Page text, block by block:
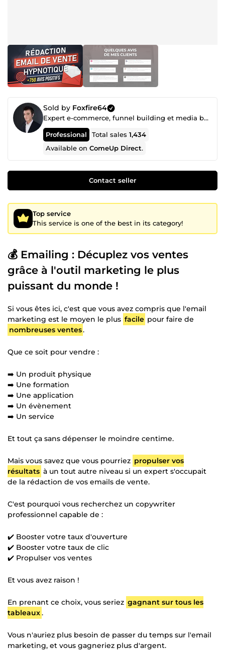
Sold by Foxfire64
Expert e-commerce, funnel building et media buying (Facebook ads etc...)
Professional Total sales1,434
Available onComeUp Direct.
Contact seller
Top service
This service is one of the best in its category!
💰 Emailing : Décuplez vos ventes
grâce à l'outil marketing le plus
puissant du monde !
Si vous êtes ici, c'est que vous avez compris que l'email
marketing est le moyen le plus facile pour faire de
nombreuses ventes.
Que ce soit pour vendre :
➡️ Un produit physique
➡️ Une formation
➡️ Une application
➡️ Un évènement
➡️ Un service
Et tout ça sans dépenser le moindre centime.
Mais vous savez que vous pourriez propulser vos
résultats à un tout autre niveau si un expert s'occupait
de la rédaction de vos emails de vente.
C'est pourquoi vous recherchez un copywriter
professionnel capable de :
✔️ Booster votre taux d'ouverture
✔️ Booster votre taux de clic
✔️ Propulser vos ventes
Et vous avez raison !
En prenant ce choix, vous seriez gagnant sur tous les
tableaux.
Vous n'auriez plus besoin de passer du temps sur l'email
marketing, et vous gagneriez plus d'argent.